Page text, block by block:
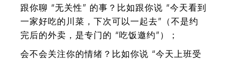
跟你聊 “无关性” 的事？比如跟你说 “今天看到
一家好吃的川菜，下次可以一起去”（不是约
完后的外卖，是专门的 “吃饭邀约”）；
会不会关注你的情绪？比如你说 “今天上班受